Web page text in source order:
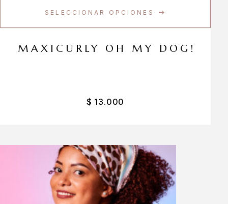
SELECCIONAR OPCIONES
MAXICURLY OH MY DOG!
$ 13.000